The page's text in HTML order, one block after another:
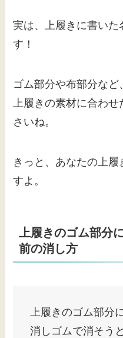
実は、上履きに書い
す！
ゴム部分や布部分など
上履きの素材に合わ
さいね。
きっと、あなたの上
すよ。
上履きのゴム部分
前の消し方
上履きのゴム部分
消しゴムで消そう